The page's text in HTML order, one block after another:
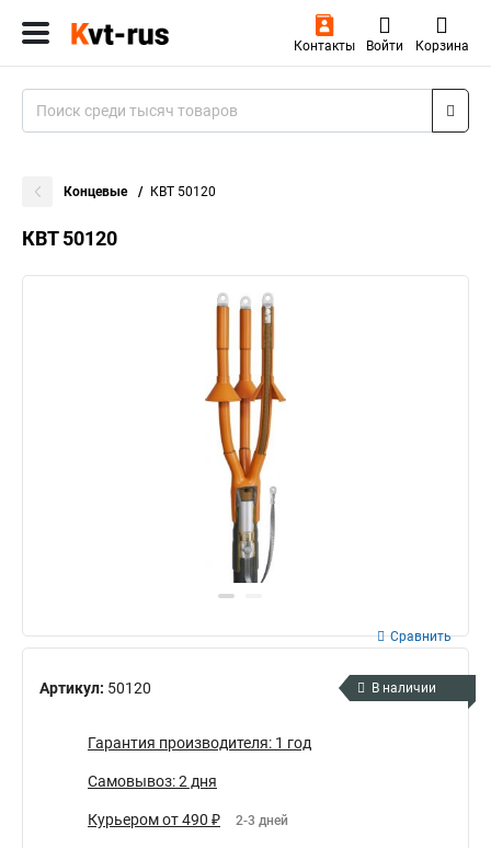
Контакты Войти Корзина
Концевые КВТ 50120
КВТ 50120
Артикул: 50120
Сравнить
В наличии
Гарантия производителя: 1 год
Самовывоз: 2 дня
Курьером от 490 ₽ 2-3 дней